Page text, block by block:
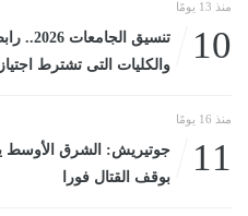
منذ 13 يومًا
10
تنسيق
والكليات التى تشترط
منذ 16 يومًا
11
جوتيريش: الشرق الأوسط
بوقف القتال فورا